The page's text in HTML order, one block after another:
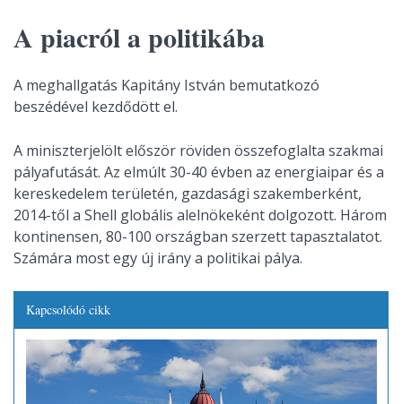
A piacról a politikába
A meghallgatás Kapitány István bemutatkozó
beszédével kezdődött el.
A miniszterjelölt először röviden összefoglalta szakmai
pályafutását. Az elmúlt 30-40 évben az energiaipar és a
kereskedelem területén, gazdasági szakemberként,
2014-től a Shell globális alelnökeként dolgozott. Három
kontinensen, 80-100 országban szerzett tapasztalatot.
Számára most egy új irány a politikai pálya.
Kapcsolódó cikk